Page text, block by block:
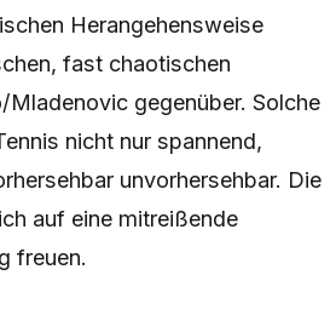
Herangehensweise
fast chaotischen
Mladenovic gegenüber. Solche
nicht nur spannend,
unvorhersehbar. Die
auf eine mitreißende
freuen.